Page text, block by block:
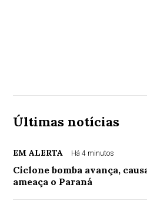
Últimas notícias
EM ALERTA Há 4 minutos
Ciclone bomba avança,
ameaça o Paraná